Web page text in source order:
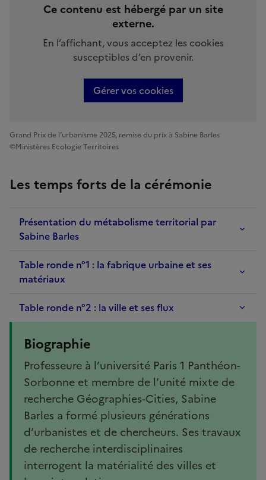
Ce contenu est hébergé par un site
externe.
En l’affichant, vous acceptez les cookies
susceptibles d’en provenir.
Gérer vos cookies
Grand Prix de l’urbanisme 2025, remise du prix à Sabine Barles
©Ministères Ecologie Territoires
Les temps forts de la cérémonie
Présentation du métabolisme territorial par
Sabine Barles
Table ronde n°1 : la fabrique urbaine et ses
matériaux
Table ronde n°2 : la ville et ses flux
Biographie
Professeure à l’université Paris 1 Panthéon-
Sorbonne et membre de l’unité mixte de
recherche Géographies-Cities, Sabine
Barles a formé plusieurs générations
d’urbanistes et de chercheurs. Ses travaux
de recherche interdisciplinaires
interrogent la matérialité des villes et